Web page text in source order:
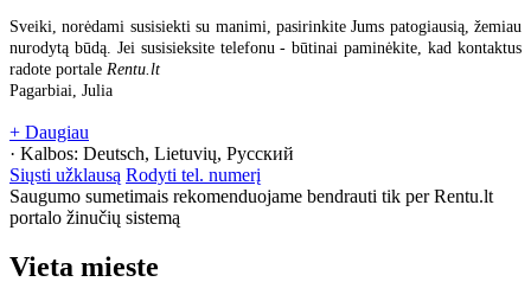
Sveiki, norėdami susisiekti su manimi, pasirinkite Jums patogiausią, žemiau
nurodytą būdą. Jei susisieksite telefonu - būtinai paminėkite, kad kontaktus
radote portale Rentu.lt
Pagarbiai, Julia
+ Daugiau
· Kalbos: Deutsch, Lietuvių, Русский
Siųsti užklausą Rodyti tel. numerį
Saugumo sumetimais rekomenduojame bendrauti tik per Rentu.lt
portalo žinučių sistemą
Vieta mieste